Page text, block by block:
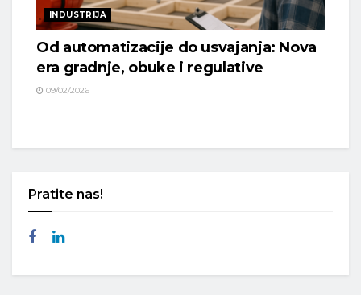
INDUSTRIJA
Od automatizacije do usvajanja: Nova
era gradnje, obuke i regulative
09/02/2026
Pratite nas!